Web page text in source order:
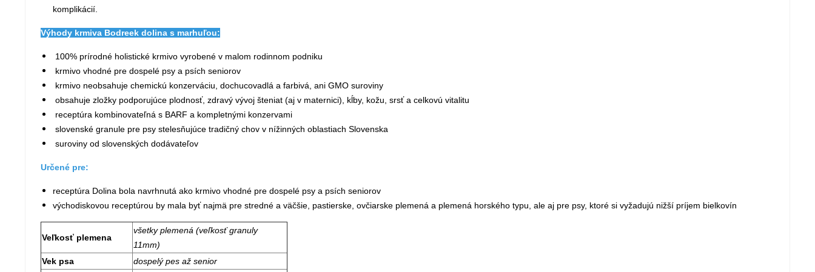
komplikácií.
Výhody krmiva Bodreek dolina s marhuľou:
100% prírodné holistické krmivo vyrobené v malom rodinnom podniku
krmivo vhodné pre dospelé psy a psích seniorov
krmivo neobsahuje chemickú konzerváciu, dochucovadlá a farbivá, ani GMO suroviny
obsahuje zložky podporujúce plodnosť, zdravý vývoj šteniat (aj v maternici), kĺby, kožu, srsť a celkovú vitalitu
receptúra kombinovateľná s BARF a kompletnými konzervami
slovenské granule pre psy stelesňujúce tradičný chov v nížinných oblastiach Slovenska
suroviny od slovenských dodávateľov
Určené pre:
receptúra Dolina bola navrhnutá ako krmivo vhodné pre dospelé psy a psích seniorov
východiskovou receptúrou by mala byť najmä pre stredné a väčšie, pastierske, ovčiarske plemená a plemená horského typu, ale aj pre psy, ktoré si vyžadujú nižší príjem bielkovín
Veľkosť plemena
všetky plemená (veľkosť granuly
11mm)
Vek psa
dospelý pes až senior